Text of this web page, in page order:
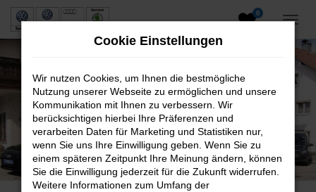
Zum
0
Neuwagen und Gebrauchtwagen
VW, VW Nutzfahrzeuge, Audi & Skoda
Cookie Einstellungen
Wir nutzen Cookies, um Ihnen die bestmögliche
Nutzung unserer Webseite zu ermöglichen und unsere
Kommunikation mit Ihnen zu verbessern. Wir
berücksichtigen hierbei Ihre Präferenzen und
verarbeiten Daten für Marketing und Statistiken nur,
wenn Sie uns Ihre Einwilligung geben. Wenn Sie zu
einem späteren Zeitpunkt Ihre Meinung ändern, können
Sie die Einwilligung jederzeit für die Zukunft widerrufen.
Weitere Informationen zum Umfang der